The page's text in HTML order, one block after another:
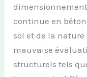
continue en béton
sol et de la nature
mauvaise
structurels tels